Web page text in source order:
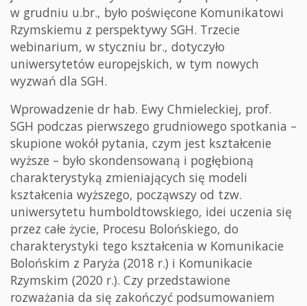
w grudniu u.br., było poświęcone Komunikatowi
Rzymskiemu z perspektywy SGH. Trzecie
webinarium, w styczniu br., dotyczyło
uniwersytetów europejskich, w tym nowych
wyzwań dla SGH.
Wprowadzenie dr hab. Ewy Chmieleckiej, prof.
SGH podczas pierwszego grudniowego spotkania –
skupione wokół pytania, czym jest kształcenie
wyższe – było skondensowaną i pogłębioną
charakterystyką zmieniających się modeli
kształcenia wyższego, począwszy od tzw.
uniwersytetu humboldtowskiego, idei uczenia się
przez całe życie, Procesu Bolońskiego, do
charakterystyki tego kształcenia w Komunikacie
Bolońskim z Paryża (2018 r.) i Komunikacie
Rzymskim (2020 r.). Czy przedstawione
rozważania da się zakończyć podsumowaniem